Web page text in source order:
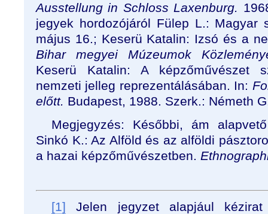
Ausstellung in Schloss Laxenburg.
jegyek hordozójáról Fülep L.: Magyar
május 16.; Keserü Katalin: Izsó és a
Bihar megyei Múzeumok
Keserü Katalin: A képzőművészet
nemzeti jelleg reprezentálásában. In:
előtt. Budapest, 1988. Szerk.: Németh
Megjegyzés: Későbbi, ám
Sinkó K.: Az Alföld és az alföldi
a hazai képzőművészetben.
[1] Jelen jegyzet alapjául